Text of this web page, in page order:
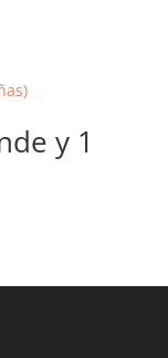
y 1